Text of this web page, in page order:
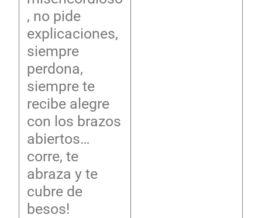
, no pide
explicaciones,
siempre
perdona,
siempre te
recibe alegre
con los brazos
abiertos…
corre, te
abraza y te
cubre de
besos!